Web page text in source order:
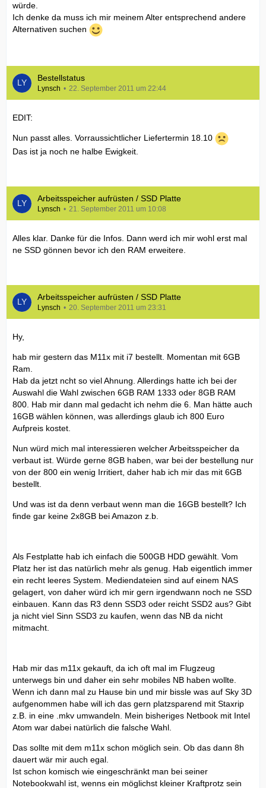
würde.
Ich denke da muss ich mir meinem Alter entsprechend andere
Alternativen suchen
Bestellstatus
Lynsch 22. September 2011 um 22:44
EDIT:
Nun passt alles. Vorraussichtlicher Liefertermin 18.10
Das ist ja noch ne halbe Ewigkeit.
Arbeitsspeicher aufrüsten / SSD Platte
Lynsch 21. September 2011 um 10:08
Alles klar. Danke für die Infos. Dann werd ich mir wohl erst mal
ne SSD gönnen bevor ich den RAM erweitere.
Arbeitsspeicher aufrüsten / SSD Platte
Lynsch 20. September 2011 um 23:31
Hy,
hab mir gestern das M11x mit i7 bestellt. Momentan mit 6GB
Ram.
Hab da jetzt ncht so viel Ahnung. Allerdings hatte ich bei der
Auswahl die Wahl zwischen 6GB RAM 1333 oder 8GB RAM
800. Hab mir dann mal gedacht ich nehm die 6. Man hätte auch
16GB wählen können, was allerdings glaub ich 800 Euro
Aufpreis kostet.
Nun würd mich mal interessieren welcher Arbeitsspeicher da
verbaut ist. Würde gerne 8GB haben, war bei der bestellung nur
von der 800 ein wenig Irritiert, daher hab ich mir das mit 6GB
bestellt.
Und was ist da denn verbaut wenn man die 16GB bestellt? Ich
finde gar keine 2x8GB bei Amazon z.b.
Als Festplatte hab ich einfach die 500GB HDD gewählt. Vom
Platz her ist das natürlich mehr als genug. Hab eigentlich immer
ein recht leeres System. Mediendateien sind auf einem NAS
gelagert, von daher würd ich mir gern irgendwann noch ne SSD
einbauen. Kann das R3 denn SSD3 oder reicht SSD2 aus? Gibt
ja nicht viel Sinn SSD3 zu kaufen, wenn das NB da nicht
mitmacht.
Hab mir das m11x gekauft, da ich oft mal im Flugzeug
unterwegs bin und daher ein sehr mobiles NB haben wollte.
Wenn ich dann mal zu Hause bin und mir bissle was auf Sky 3D
aufgenommen habe will ich das gern platzsparend mit Staxrip
z.B. in eine .mkv umwandeln. Mein bisheriges Netbook mit Intel
Atom war dabei natürlich die falsche Wahl.
Das sollte mit dem m11x schon möglich sein. Ob das dann 8h
dauert wär mir auch egal.
Ist schon komisch wie eingeschränkt man bei seiner
Notebookwahl ist, wenns ein möglichst kleiner Kraftprotz sein